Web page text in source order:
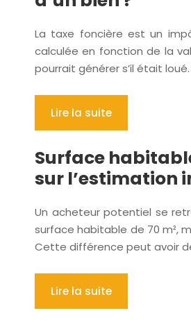
La taxe foncière est un
calculée en fonction de la
pourrait générer s’il était
Lire la suite
Surface
sur l’estimation
Un acheteur potentiel se
surface habitable de 70 m²,
Cette différence peut avoir
Lire la suite